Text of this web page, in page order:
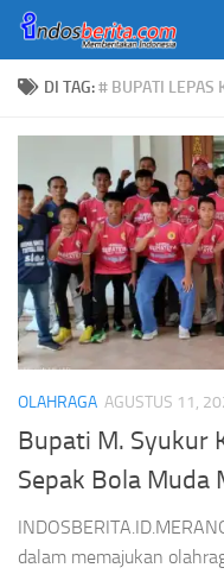
Skip to content
DI TAG:# BUPATI LEPAS
OLAHRAGA AGUSTUS 11,
Bupati M. Syukur
Sepak Bola Muda
dalam memajukan